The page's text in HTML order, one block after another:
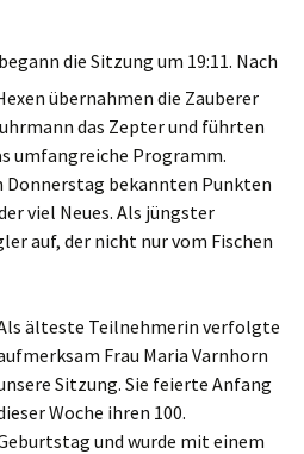
die Sitzung um 19:11. Nach
übernahmen die Zauberer
das Zepter und führten
umfangreiche Programm.
Donnerstag bekannten Punkten
viel Neues. Als jüngster
auf, der nicht nur vom Fischen
älteste Teilnehmerin verfolgte
Frau Maria Varnhorn
Sitzung. Sie feierte Anfang
Woche ihren 100.
und wurde mit einem